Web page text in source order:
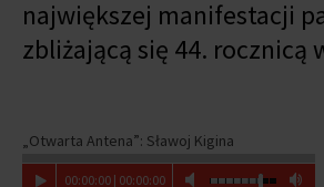
największej manifestacji
zbliżającą się 44. rocznicą
„Otwarta Antena”: Sławoj Kigina
00:00:00| 00:00:00